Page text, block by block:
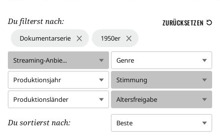
Du filterst nach: ZURÜCKSETZEN
Dokumentarserie 1950er
Streaming-Anbie... Genre
Produktionsjahr Stimmung
Produktionsländer Altersfreigabe
Du sortierst nach: Beste